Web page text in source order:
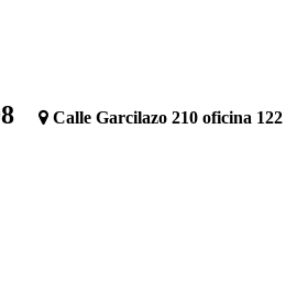
Calle Garcilazo 210 oficina